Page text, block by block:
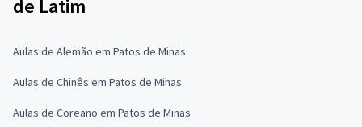
de Latim
Aulas de Alemão em Patos de Minas
Aulas de Chinês em Patos de Minas
Aulas de Coreano em Patos de Minas